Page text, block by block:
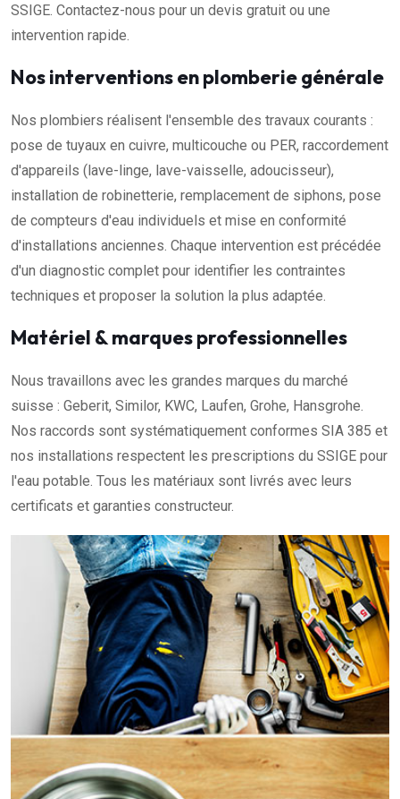
SSIGE. Contactez-nous pour un devis gratuit ou une
intervention rapide.
Nos interventions en plomberie générale
Nos plombiers réalisent l'ensemble des travaux courants :
pose de tuyaux en cuivre, multicouche ou PER, raccordement
d'appareils (lave-linge, lave-vaisselle, adoucisseur),
installation de robinetterie, remplacement de siphons, pose
de compteurs d'eau individuels et mise en conformité
d'installations anciennes. Chaque intervention est précédée
d'un diagnostic complet pour identifier les contraintes
techniques et proposer la solution la plus adaptée.
Matériel & marques professionnelles
Nous travaillons avec les grandes marques du marché
suisse : Geberit, Similor, KWC, Laufen, Grohe, Hansgrohe.
Nos raccords sont systématiquement conformes SIA 385 et
nos installations respectent les prescriptions du SSIGE pour
l'eau potable. Tous les matériaux sont livrés avec leurs
certificats et garanties constructeur.